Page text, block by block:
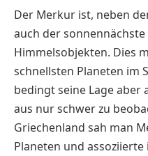
Der Merkur ist, neben
auch der
Himmelsobjekten. Dies
schnellsten Planeten im
bedingt seine Lage aber
aus nur schwer zu
Griechenland sah man
Planeten und